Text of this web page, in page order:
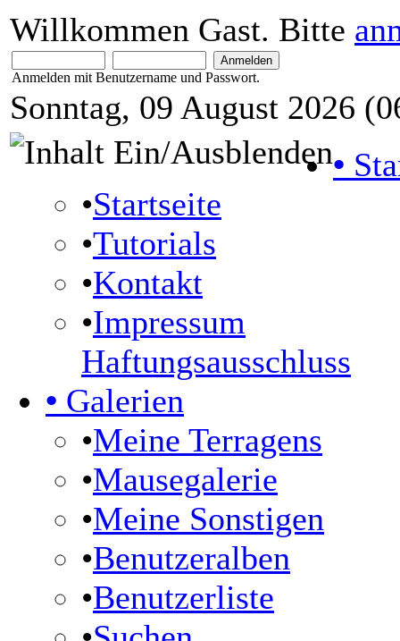
Willkommen Gast. Bitte
Anmelden mit Benutzername und Passwort.
Sonntag, 09 August 2026
•
•Startseite
•Tutorials
•Kontakt
•Impressum
Haftungsausschluss
• Galerien
•Meine Terragens
•Mausegalerie
•Meine Sonstigen
•Benutzeralben
•Benutzerliste